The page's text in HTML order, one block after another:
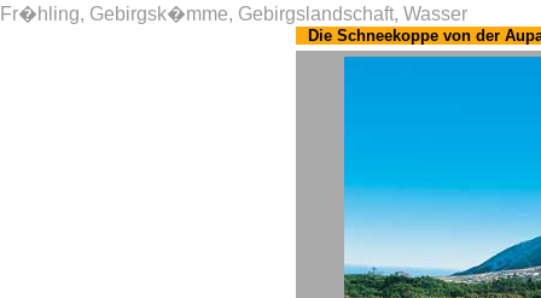
Fr�hling, Gebirgsk�mme, Gebirgslandschaft, Wasser
Die Schneekoppe von der